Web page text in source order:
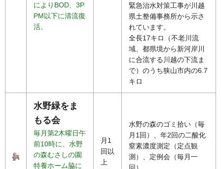
によりBOD、3P
PM以下に清流復
活。
緊急治水対策工事が川越
県土整備事務所から示さ
れています。
全長17キロ（不老川流
域、都県境から新河岸川
に合流する川越の下流ま
で）のうち狭山市内の6.7
キロ
水野緑をま
もる会
毎月第2木曜日午
前10時に、水野
の森むさしの園
特養ホーム脇に
月1
回以
上
水野の森のゴミ拾い（毎
月1回）、年2回の二酸化
窒素濃度測定（定点観
測）、定例会（毎月一
回）